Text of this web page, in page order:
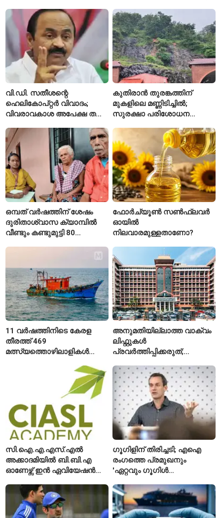
ഇപ്പോഴും കുറവ്
വി.ഡി. സതീശന്റെ
ഹെലികോപ്റ്റർ വിവാദം;
വിവരാവകാശ അപേക്ഷ തള്ളി
കുതിരാൻ തുരങ്കത്തിന്
മുകളിലെ മണ്ണിടിച്ചിൽ;
സുരക്ഷാ പരിശോധന
ഒമ്പത് വർഷത്തിന് ശേഷം
ദുരിതാശ്വാസ ക്യാമ്പിൽ
വീണ്ടും കണ്ടുമുട്ടി 80
ഫോർച്യൂൺ സൺഫ്ലവർ
ഓയിൽ
നിലവാരമുള്ളതാണോ?
11 വർഷത്തിനിടെ കേരള
തീരത്ത് 469
മത്സ്യത്തൊഴിലാളികൾ
കാണാതായി, 47,773 പേരെ
അനുമതിയില്ലാത്ത വാക്വം
ലിഫ്റ്റുകൾ
പ്രവർത്തിപ്പിക്കരുത്;
അനുമതിയില്ലാത്ത
ലിഫ്റ്റുകൾക്ക്
ഹൈക്കോടതിയുടെ വിലക്ക്
സി.ഐ.എ.എസ്.എൽ
അക്കാദമിയിൽ ബി.ബി.എ
ഓണേഴ്സ് ഇൻ ഏവിയേഷൻ
ഈമാസം 12 വരെ
ഗൂഗിളിന് തിരിച്ചടി; എഐ
രംഗത്തെ പ്രമുഖനും
'ഏറ്റവും ഗൂഗിൾ
വിശേഷിപ്പിക്കപ്പെട്ട
ഗവേഷകൻ രാജിവെച്ചു